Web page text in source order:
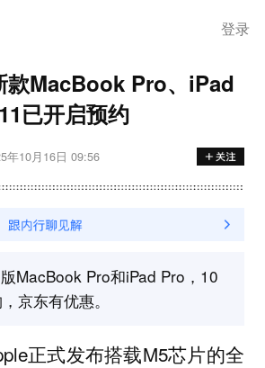
登录
款MacBook Pro、iPad
已开启预约
年10月16日 09:56
MacBook Pro和iPad Pro，10
京东有优惠。
正式发布搭载M5芯片的全